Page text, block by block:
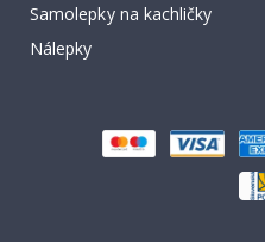
Samolepky na kachličky
Nálepky